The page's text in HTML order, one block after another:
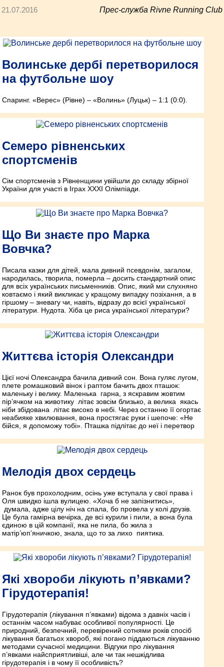
21.07.2016 Прес-служба Rivne Running Club
Волинське дербі перетворилося
на футбольне шоу
Спаринг. «Верес» (Рівне) – «Волинь» (Луцьк) – 1:1 (0:0).
Семеро рівненських
спортсменів
Сім спортсменів з Рівненщини увійшли до складу збірної
України для участі в Іграх ХХХІ Олімпіади.
Що Ви знаєте про Марка
Вовчка?
Писала казки для дітей, мала дивний псевдонім, загалом,
народилась, творила, померла – досить стандартний опис
для всіх українських письменників. Опис, який ми слухняно
ковтаємо і який викликає у кращому випадку позіхання, а в
гіршому – зневагу чи, навіть, відразу до всієї української
літератури. Нудота. Хіба це риса української літератури?
Життєва історія Олександри
Цієї ночі Олександра бачила дивний сон. Вона гуляє лугом,
плете ромашковий вінок і раптом бачить двох пташок:
маленьку і велику. Маленька гарна, з яскравим жовтим
пір’ячком на животику літає зовсім близько, а велика якась
ніби збідована літає високо в небі. Через останню її огортає
неабияке хвилювання, вона простягає руки і шепоче: «Не
бійся, я допоможу тобі». Пташка підлітає до неї і перетвор
Мелодія двох сердець
Ранок був прохолодним, осінь уже вступала у свої права і
Оля швидко ішла вулицею. «Хоча б не запізнитись»,
думала, адже цілу ніч на спала, бо провела у колі друзів.
Це була гамірна вечірка, де всі курили і пили, а вона була
єдиною в цій компанії, яка не пила, бо жила з
матір’юп’яничкою, знала, що то за лихо пиятика.
Які хвороби лікують п’явками?
Гірудотерапія!
Гірудотерапія (лікування п’явками) відома з давніх часів і
останнім часом набуває особливої популярності. Це
природний, безпечний, перевірений сотнями років спосіб
лікування багатьох хвороб, які погано піддаються лікуванню
методами сучасної медицини. Відгуки про лікування
п’явками найсприятливіші, але чи так нешкідлива
гірудотерапія і в чому її особливість?